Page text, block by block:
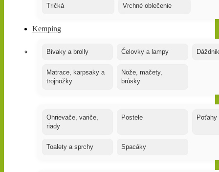
Tričká Vrchné oblečenie
Kemping
Bivaky a brolly Čelovky a lampy
Matrace, karpsaky a
trojnožky
Nože, mačety,
brúsky
Ohrievače, variče,
riady
Postele Poťahy
Toalety a sprchy Spacáky